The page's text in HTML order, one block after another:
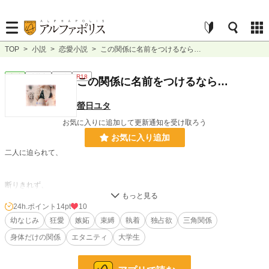
TOP > 小説 > 恋愛小説 > この関係に名前をつけるなら…
R18
この関係に名前をつけるなら…
螢日ユタ
お気に入りに追加して更新通知を受け取ろう
お気に入り追加
二人に迫られて、
断りきれず、
どちらとも関係を持ってしまった私が一番悪い。
24h.ポイント 14pt
10
幼なじみ
狂愛 嫉妬 束縛 執着 独占欲
三角関係
身体だけの関係
エタニティ 大学生